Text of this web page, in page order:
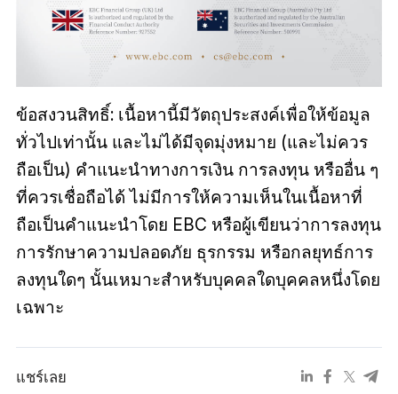
ข้อสงวนสิทธิ์: เนื้อหานี้มีวัตถุประสงค์เพื่อให้ข้อมูล
ทั่วไปเท่านั้น และไม่ได้มีจุดมุ่งหมาย (และไม่ควร
ถือเป็น) คำแนะนำทางการเงิน การลงทุน หรืออื่น ๆ
ที่ควรเชื่อถือได้ ไม่มีการให้ความเห็นในเนื้อหาที่
ถือเป็นคำแนะนำโดย EBC หรือผู้เขียนว่าการลงทุน
การรักษาความปลอดภัย ธุรกรรม หรือกลยุทธ์การ
ลงทุนใดๆ นั้นเหมาะสำหรับบุคคลใดบุคคลหนึ่งโดย
เฉพาะ
แชร์เลย